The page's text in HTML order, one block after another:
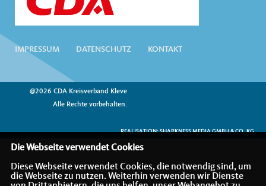
IMPRESSUM DATENSCHUTZ KONTAKT
@2026 CDA Kreisverband Kleve
Alle Rechte vorbehalten.
REALISATION: SHARKNESS MEDIA GMBH & CO. KG
Die Webseite verwendet Cookies
Diese Webseite verwendet Cookies, die notwendig sind, um
die Webseite zu nutzen. Weiterhin verwenden wir Dienste